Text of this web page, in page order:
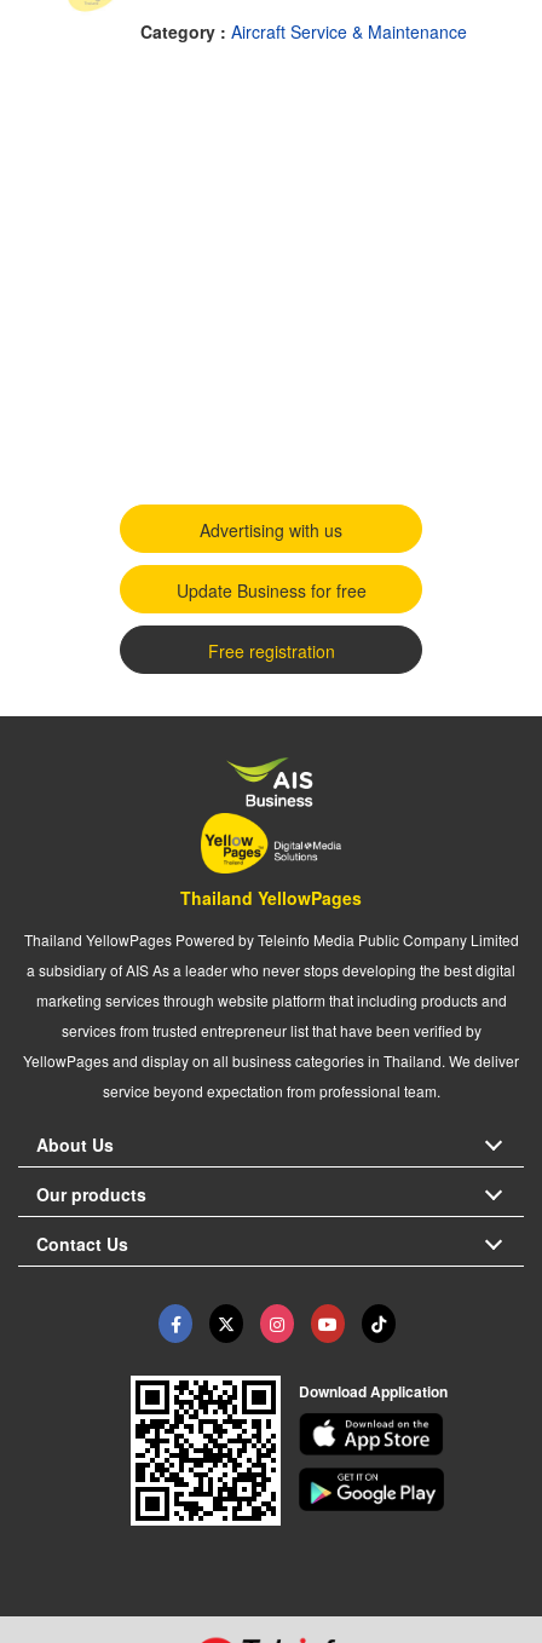
Category : Aircraft Service & Maintenance
Advertising with us
Update Business for free
Free registration
Thailand YellowPages
Thailand YellowPages Powered by Teleinfo Media Public Company Limited
a subsidiary of AIS As a leader who never stops developing the best digital
marketing services through website platform that including products and
services from trusted entrepreneur list that have been verified by
YellowPages and display on all business categories in Thailand. We deliver
service beyond expectation from professional team.
About Us
Our products
Contact Us
Download Application